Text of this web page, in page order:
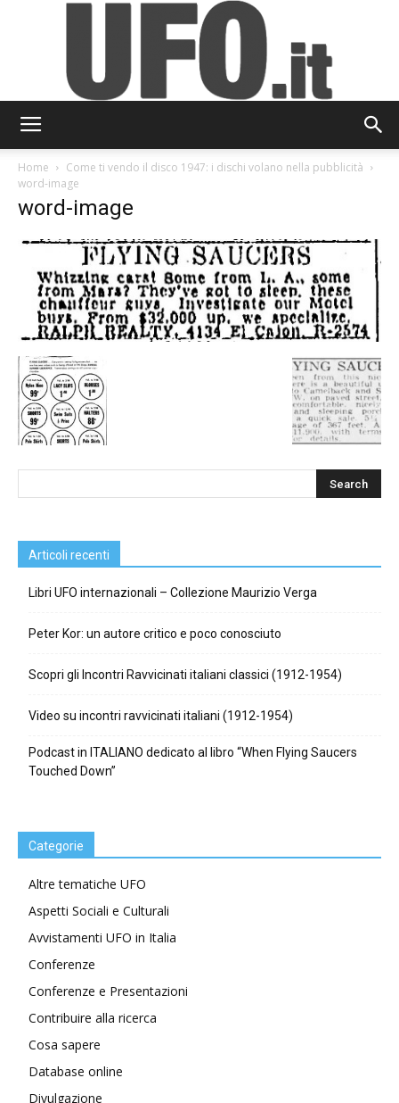
Home
Come ti vendo il disco 1947: i dischi volano nella pubblicità
word-image
word-image
Articoli recenti
Libri UFO internazionali – Collezione Maurizio Verga
Peter Kor: un autore critico e poco conosciuto
Scopri gli Incontri Ravvicinati italiani classici (1912-1954)
Video su incontri ravvicinati italiani (1912-1954)
Podcast in ITALIANO dedicato al libro “When Flying Saucers
Touched Down”
Categorie
Altre tematiche UFO
Aspetti Sociali e Culturali
Avvistamenti UFO in Italia
Conferenze
Conferenze e Presentazioni
Contribuire alla ricerca
Cosa sapere
Database online
Divulgazione